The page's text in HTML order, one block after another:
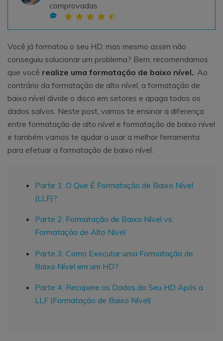
Outros Produtos
Repairit - Reparar Dados
UBackit - Backup de Dados
comprovadas
Você já formatou o seu HD, mas mesmo assim não
conseguiu solucionar um problema? Bem, recomendamos
que você realize uma formatação de baixo nível. . Ao
contrário da formatação de alto nível, a formatação de
baixo nível divide o disco em setores e apaga todos os
dados salvos. Neste post, vamos te ensinar a diferença
entre formatação de alto nível e formatação de baixo nível
e também vamos te ajudar a usar a melhor ferramenta
para efetuar a formatação de baixo nível.
Parte 1: O Que É Formatação de Baixo Nível
(LLF)?
Parte 2: Formatação de Baixo Nível vs.
Formatação de Alto Nível
Parte 3: Como Executar uma Formatação de
Baixo Nível em um HD?
Parte 4: Recupere os Dados do Seu HD Após a
LLF (Formatação de Baixo Nível)